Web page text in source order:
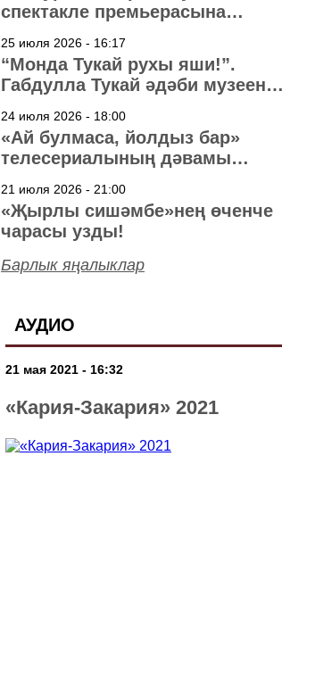
спектакле премьерасына
25 июля 2026 - 16:17
“Монда Тукай рухы яши!”.
Габдулла Тукай әдәби музеена
24 июля 2026 - 18:00
«Ай булмаса, йолдыз бар»
телесериалының дәвамы
21 июля 2026 - 21:00
«Җырлы сишәмбе»нең өченче
чарасы узды!
Барлык яңалыклар
АУДИО
21 мая 2021 - 16:32
«Кария-Закария» 2021